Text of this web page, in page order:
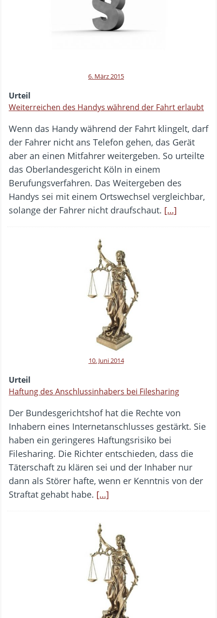
6. März 2015
Urteil
Weiterreichen des Handys während der Fahrt erlaubt
Wenn das Handy während der Fahrt klingelt, darf
der Fahrer nicht ans Telefon gehen, das Gerät
aber an einen Mitfahrer weitergeben. So urteilte
das Oberlandesgericht Köln in einem
Berufungsverfahren. Das Weitergeben des
Handys sei mit einem Ortswechsel vergleichbar,
solange der Fahrer nicht draufschaut. […]
10. Juni 2014
Urteil
Haftung des Anschlussinhabers bei Filesharing
Der Bundesgerichtshof hat die Rechte von
Inhabern eines Internetanschlusses gestärkt. Sie
haben ein geringeres Haftungsrisiko bei
Filesharing. Die Richter entschieden, dass die
Täterschaft zu klären sei und der Inhaber nur
dann als Störer hafte, wenn er Kenntnis von der
Straftat gehabt habe. […]